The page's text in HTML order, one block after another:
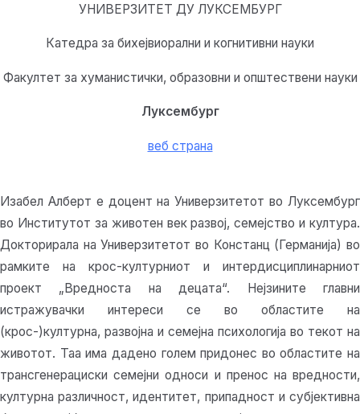
УНИВЕРЗИТЕТ ДУ ЛУКСЕМБУРГ
Катедра за бихејвиорални и когнитивни науки
Факултет за хуманистички, образовни и општествени науки
Луксембург
веб страна
Изабел Алберт е доцент на Универзитетот во Луксембург
во Институтот за животен век развој, семејство и култура.
Докторирала на Универзитетот во Констанц (Германија) во
рамките на крос-културниот и интердисциплинарниот
проект „Вредноста на децата“. Нејзините главни
истражувачки интереси се во областите на
(крос-)културна, развојна и семејна психологија во текот на
животот. Таа има дадено голем придонес во областите на
трансгенерациски семејни односи и пренос на вредности,
културна различност, идентитет, припадност и субјективна